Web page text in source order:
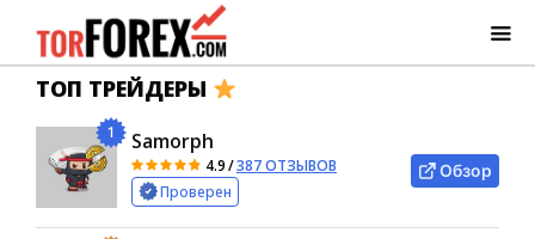
ТОП ТРЕЙДЕРЫ
1 Samorph
4.9/387 ОТЗЫВОВ
Проверен
Обзор